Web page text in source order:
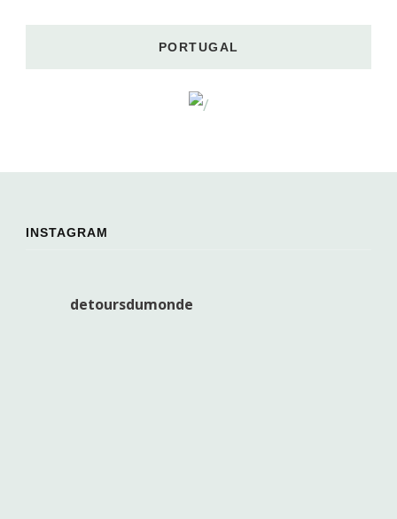
PORTUGAL
INSTAGRAM
detoursdumonde